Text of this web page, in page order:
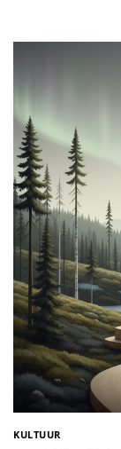
KULTUUR